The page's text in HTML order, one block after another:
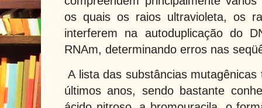
os quais os raios ultravioleta, os
interferem na autoduplicação do
RNAm, determinando erros nas
A lista das substâncias
últimos anos, sendo bastante